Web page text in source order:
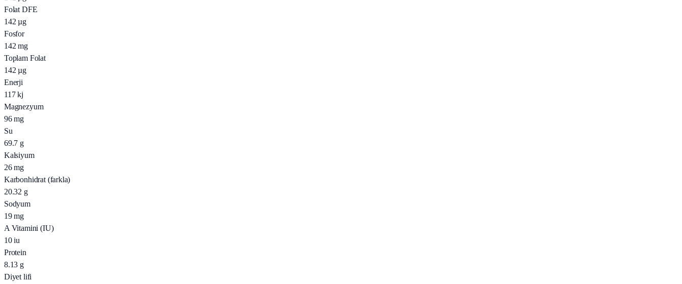
Folat DFE
142 µg
Fosfor
142 mg
Toplam Folat
142 µg
Enerji
117 kj
Magnezyum
96 mg
Su
69.7 g
Kalsiyum
26 mg
Karbonhidrat (farkla)
20.32 g
Sodyum
19 mg
A Vitamini (IU)
10 iu
Protein
8.13 g
Diyet lifi